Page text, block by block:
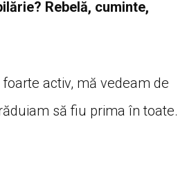
Rebelă, cuminte,
activ, mă vedeam de
să fiu prima în toate.